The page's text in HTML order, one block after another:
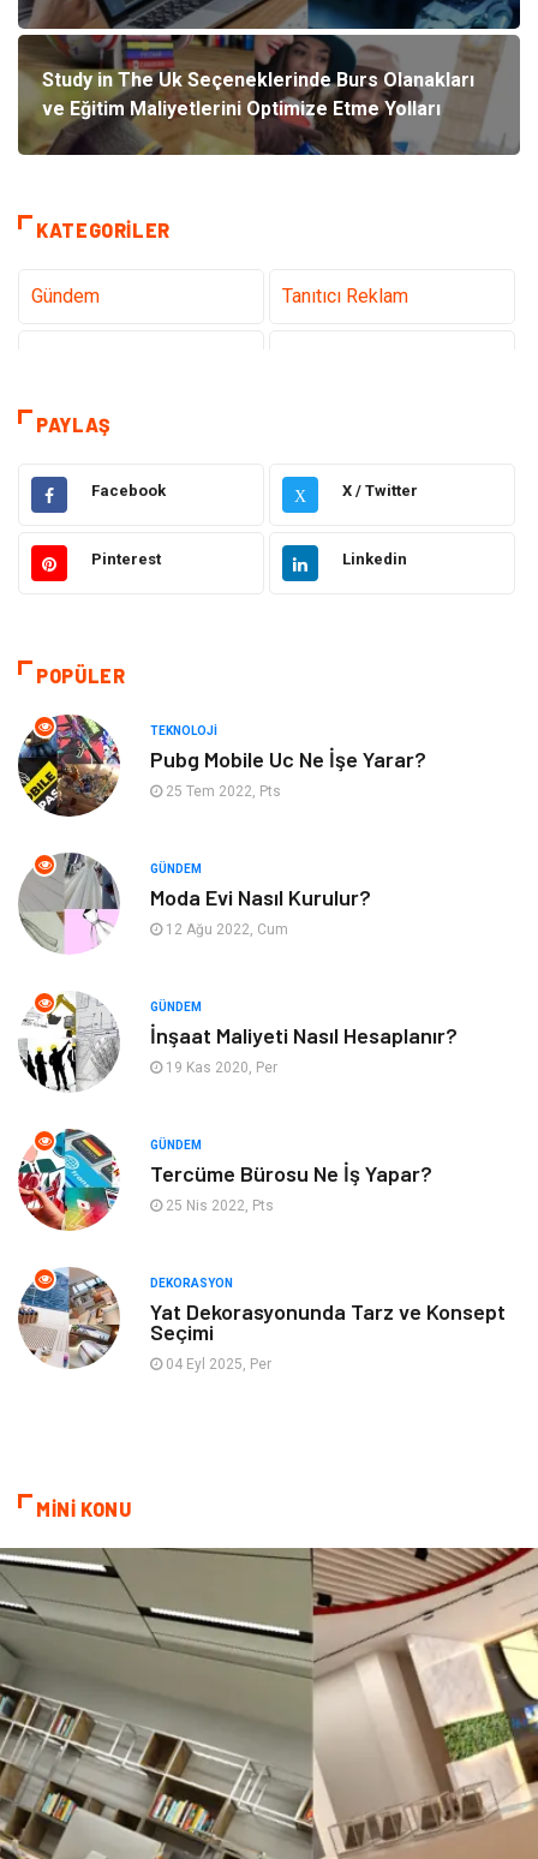
Study in The Uk Seçeneklerinde Burs Olanakları
ve Eğitim Maliyetlerini Optimize Etme Yolları
KATEGORILER
Gündem Tanıtıcı Reklam
Dekorasyon
Eğitim Hukuk
Ulaşım ve Taşımacılık Yapı İnşaat
Tekstil
Bilgisayar ve Yazılım
Alışveriş
Maden ve Metal
Güzellik & Bakım Tatil
Aksesuar Eğitim Kurumları
Hizmet
Mobilya
İnternet
Nakliyat
Hediyelik Eşya
Basın Yayın
Telekomünikasyon Markalar
İthalat İhracat
Dernekler ve Birlikler
PAYLAŞ
Facebook X X / Twitter
Pinterest Linkedin
POPÜLER
TEKNOLOJI
Pubg Mobile Uc Ne İşe Yarar?
25 Tem 2022, Pts
GÜNDEM
Moda Evi Nasıl Kurulur?
12 Ağu 2022, Cum
GÜNDEM
İnşaat Maliyeti Nasıl Hesaplanır?
19 Kas 2020, Per
GÜNDEM
Tercüme Bürosu Ne İş Yapar?
25 Nis 2022, Pts
DEKORASYON
Yat Dekorasyonunda Tarz ve Konsept
Seçimi
04 Eyl 2025, Per
MİNİ KONU